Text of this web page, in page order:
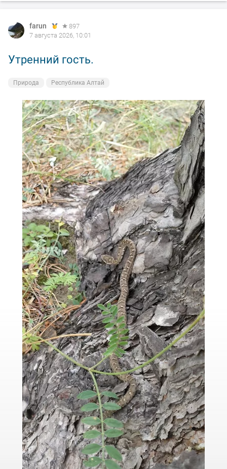
farun
897
7 августа 2026, 10:01
Утренний гость.
Природа Республика Алтай